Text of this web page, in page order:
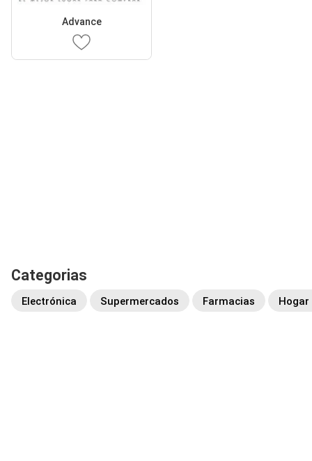
Advance
Categorias
Electrónica Supermercados Farmacias Hogar